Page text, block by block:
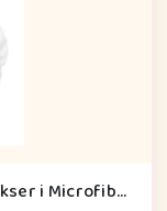
Disana Vandtætte Overtræks Blebukser i Microfiber